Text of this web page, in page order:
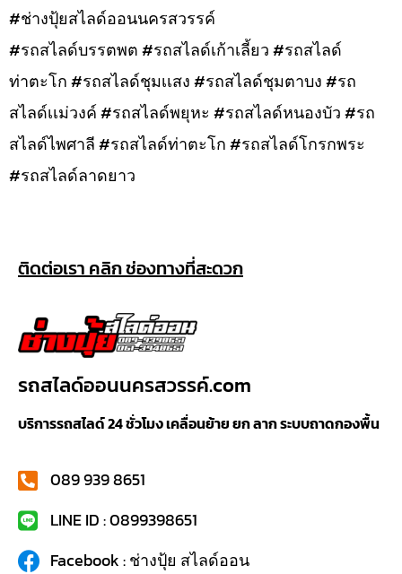
#ช่างปุ้ยสไลด์ออนนครสวรรค์
#รถสไลด์บรรตพต #รถสไลด์เก้าเลี้ยว #รถสไลด์
ท่าตะโก #รถสไลด์ชุมเเสง #รถสไลด์ชุมตาบง #รถ
สไลด์เเม่วงค์ #รถสไลด์พยุหะ #รถสไลด์หนองบัว #รถ
สไลด์ไพศาลี #รถสไลด์ท่าตะโก #รถสไลด์โกรกพระ
#รถสไลด์ลาดยาว
ติดต่อเรา คลิก ช่องทางที่สะดวก
รถสไลด์ออนนครสวรรค์.com
บริการรถสไลด์ 24 ชั่วโมง เคลื่อนย้าย ยก ลาก ระบบถาดกองพื้น
089 939 8651
LINE ID : 0899398651
Facebook : ช่างปุ้ย สไลด์ออน